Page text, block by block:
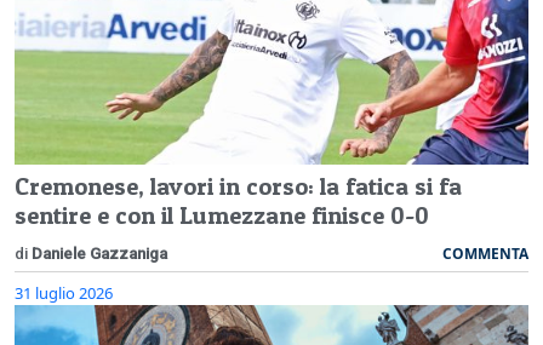
Cremonese, lavori in corso: la fatica si fa
sentire e con il Lumezzane finisce 0-0
di Daniele Gazzaniga COMMENTA
31 luglio 2026